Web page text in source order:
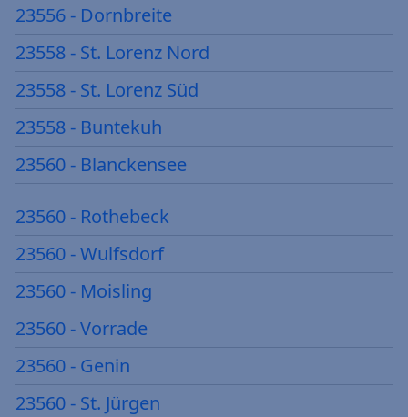
23556 - Dornbreite
23558 - St. Lorenz Nord
23558 - St. Lorenz Süd
23558 - Buntekuh
23560 - Blanckensee
23560 - Rothebeck
23560 - Wulfsdorf
23560 - Moisling
23560 - Vorrade
23560 - Genin
23560 - St. Jürgen